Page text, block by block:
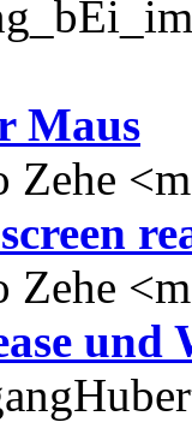
Maus
Zehe
Zehe
und